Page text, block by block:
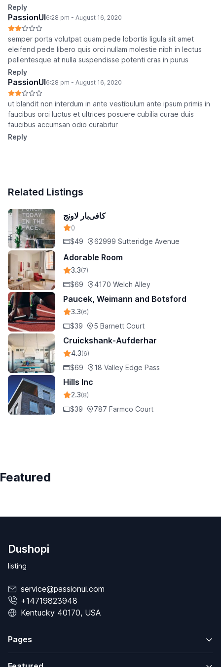
Reply
PassionUI6:28 pm - August 16, 2020
semper porta volutpat quam pede lobortis ligula sit amet
eleifend pede libero quis orci nullam molestie nibh in lectus
pellentesque at nulla suspendisse potenti cras in purus
Reply
PassionUI6:28 pm - August 16, 2020
ut blandit non interdum in ante vestibulum ante ipsum primis in
faucibus orci luctus et ultrices posuere cubilia curae duis
faucibus accumsan odio curabitur
Reply
Related Listings
کافی‌بار لاونج
()
$49 62999 Sutteridge Avenue
Adorable Room
3.3(7)
$69 4170 Welch Alley
Paucek, Weimann and Botsford
3.3(6)
$39 5 Barnett Court
Cruickshank-Aufderhar
4.3(6)
$69 18 Valley Edge Pass
Hills Inc
2.3(8)
$39 787 Farmco Court
Featured
Dushopi
listing
service@passionui.com
+14719823948
Kentucky 40170, USA
Pages